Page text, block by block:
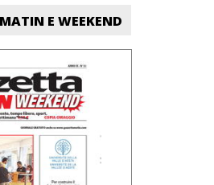
E WEEKEND